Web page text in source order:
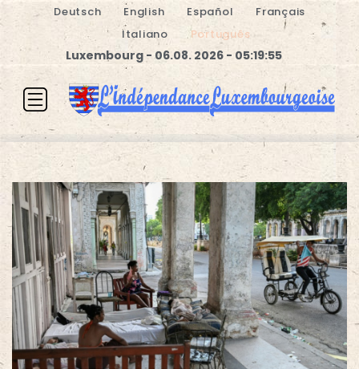
Deutsch English Español
Français
Italiano
Português
Luxembourg - 06.08. 2026 - 05:19:56